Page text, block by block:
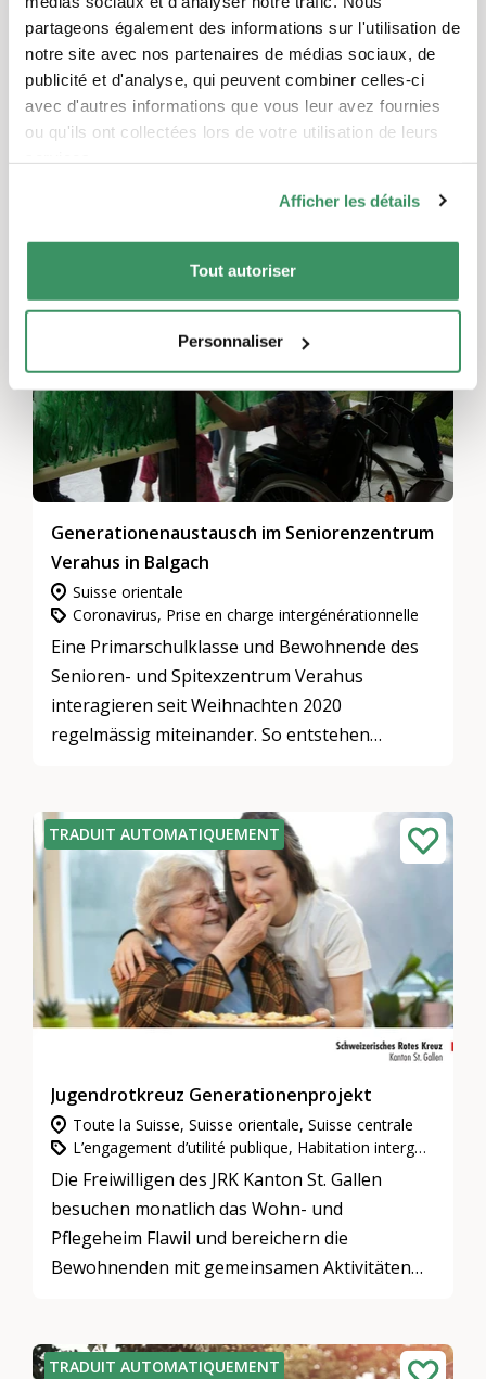
partageons également des informations sur l'utilisation de
notre site avec nos partenaires de médias sociaux, de
publicité et d'analyse, qui peuvent combiner celles-ci
avec d'autres informations que vous leur avez fournies
ou qu'ils ont collectées lors de votre utilisation de leurs
Afficher les détails
Tout autoriser
Personnaliser
30.08.2021
Unsere erste Begegnung: das Winktreffen
Montrer tout
Ces projets pourraient également
TRADUIT AUTOMATIQUEMENT
Generationenaustausch im Seniorenzentrum
Verahus in Balgach
Suisse orientale
Coronavirus, Prise en charge intergénérationnelle
Eine Primarschulklasse und Bewohnende des
Senioren- und Spitexzentrum Verahus
interagieren seit Weihnachten 2020
regelmässig miteinander. So entstehen
animiert mit den Senioren:innen in Aktion zu
treten. Ganz beliebt ist jassen und andere
Spiele, wie z. B. Elferaus.
TRADUIT AUTOMATIQUEMENT
Jugendrotkreuz Generationenprojekt
Toute la Suisse, Suisse orientale, Suisse centrale
L’engagement d’utilité publique, Habitation intergénérationnelle, Prise en charge intergénérationnelle
Die Freiwilligen des JRK Kanton St. Gallen
besuchen monatlich das Wohn- und
Pflegeheim Flawil und bereichern die
Bewohnenden mit gemeinsamen Aktivitäten
TRADUIT AUTOMATIQUEMENT